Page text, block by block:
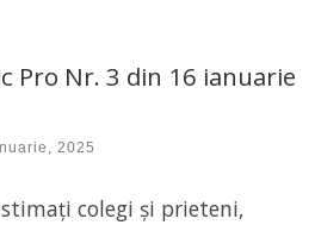
Pro Nr. 3 din 16 ianuarie
2025
colegi și prieteni,